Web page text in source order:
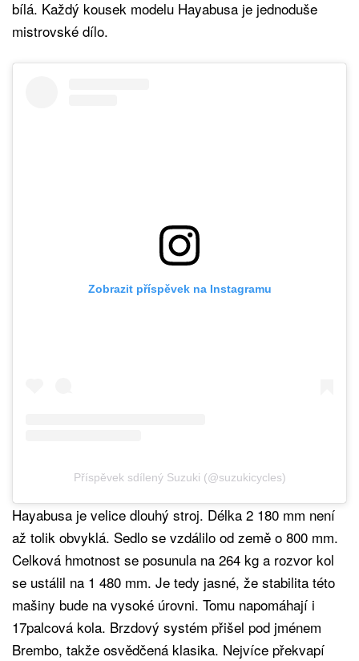
bílá. Každý kousek modelu Hayabusa je jednoduše
mistrovské dílo.
Zobrazit příspěvek na Instagramu
Příspěvek sdílený Suzuki (@suzukicycles)
Hayabusa je velice dlouhý stroj. Délka 2 180 mm není
až tolik obvyklá. Sedlo se vzdálilo od země o 800 mm.
Celková hmotnost se posunula na 264 kg a rozvor kol
se ustálil na 1 480 mm. Je tedy jasné, že stabilita této
mašiny bude na vysoké úrovni. Tomu napomáhají i
17palcová kola. Brzdový systém přišel pod jménem
Brembo, takže osvědčená klasika. Nejvíce překvapí